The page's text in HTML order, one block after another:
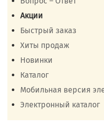
Акции
Быстрый заказ
Хиты продаж
Новинки
Каталог
Мобильная версия
Электронный каталог